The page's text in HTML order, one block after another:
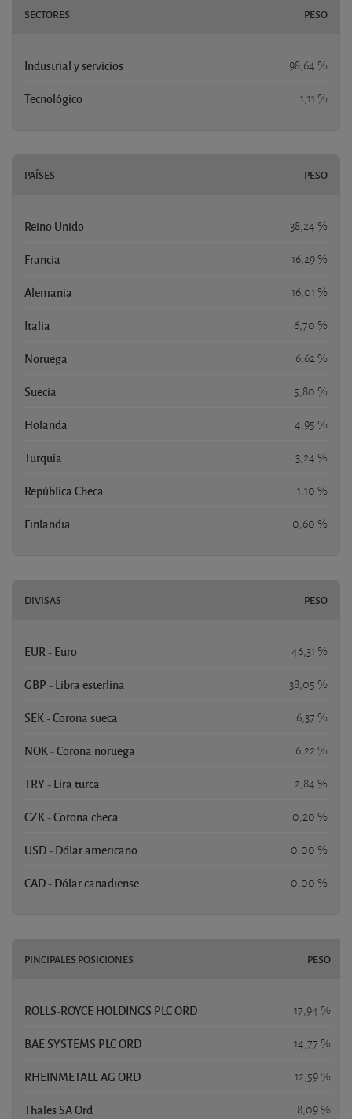
SECTORES PESO
Industrial y servicios 98,64 %
Tecnológico 1,11 %
PAÍSES PESO
Reino Unido 38,24 %
Francia 16,29 %
Alemania 16,01 %
Italia 6,70 %
Noruega 6,62 %
Suecia 5,80 %
Holanda 4,95 %
Turquía 3,24 %
República Checa 1,10 %
Finlandia 0,60 %
DIVISAS PESO
EUR - Euro 46,31 %
GBP - Libra esterlina 38,05 %
SEK - Corona sueca 6,37 %
NOK - Corona noruega 6,22 %
TRY - Lira turca 2,84 %
CZK - Corona checa 0,20 %
USD - Dólar americano 0,00 %
CAD - Dólar canadiense 0,00 %
PINCIPALES POSICIONES PESO
ROLLS-ROYCE HOLDINGS PLC ORD 17,94 %
BAE SYSTEMS PLC ORD 14,77 %
RHEINMETALL AG ORD 12,59 %
Thales SA Ord 8,09 %